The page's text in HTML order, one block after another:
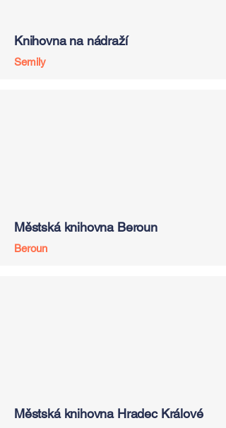
Knihovna na nádraží
Semily
Městská knihovna Beroun
Beroun
Městská knihovna Hradec Králové